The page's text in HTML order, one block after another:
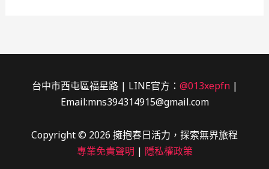
台中市西屯區福星路 | LINE官方： @013xepfn|
Email:mns394314915@gmail.com
Copyright © 2026 擁抱春日活力，探索無界旅程
專業免責聲明 | 隱私權政策